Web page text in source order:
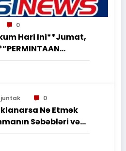
0
Hari Ini**Jumat,
SECARA LISAN
KEWAJIBAN
PERJANJIAN
0
Nə Etmək
Səbəbləri və